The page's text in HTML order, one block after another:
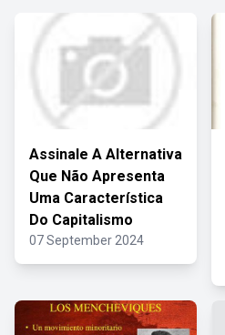
Assinale A Alternativa
Que Não Apresenta
Uma Característica
Do Capitalismo
07 September 2024